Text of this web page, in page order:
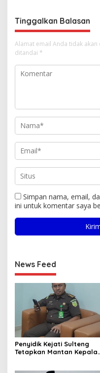
Tinggalkan Balasan
Alamat email Anda tidak akan
ditandai *
Simpan nama, email,
ini untuk komentar saya
News Feed
Penyidik Kejati Sulteng
Tetapkan Mantan Kepala